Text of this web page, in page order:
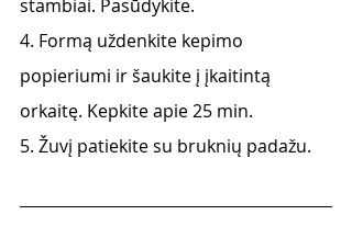
stambiai. Pasūdykite.
4. Formą uždenkite kepimo
popieriumi ir šaukite į įkaitintą
orkaitę. Kepkite apie 25 min.
5. Žuvį patiekite su bruknių padažu.